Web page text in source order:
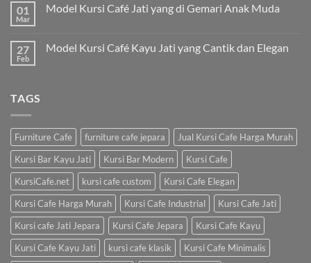
01
Mar
Model Kursi Café Jati yang di Gemari Anak Muda
27
Feb
Model Kursi Café Kayu Jati yang Cantik dan Elegan
TAGS
Furniture Cafe furniture cafe jepara
Jual Kursi Cafe Harga Murah
Kursi Bar Kayu Jati
Kursi Bar Modern
Kursi Cafe
KursiCafe.net
kursi cafe custom
Kursi Cafe Elegan
Kursi Cafe Harga Murah
Kursi Cafe Industrial
Kursi Cafe Jati
Kursi cafe Jati Jepara
Kursi Cafe Jepara
Kursi Cafe Kayu
Kursi Cafe Kayu Jati
kursi cafe klasik
Kursi Cafe Minimalis